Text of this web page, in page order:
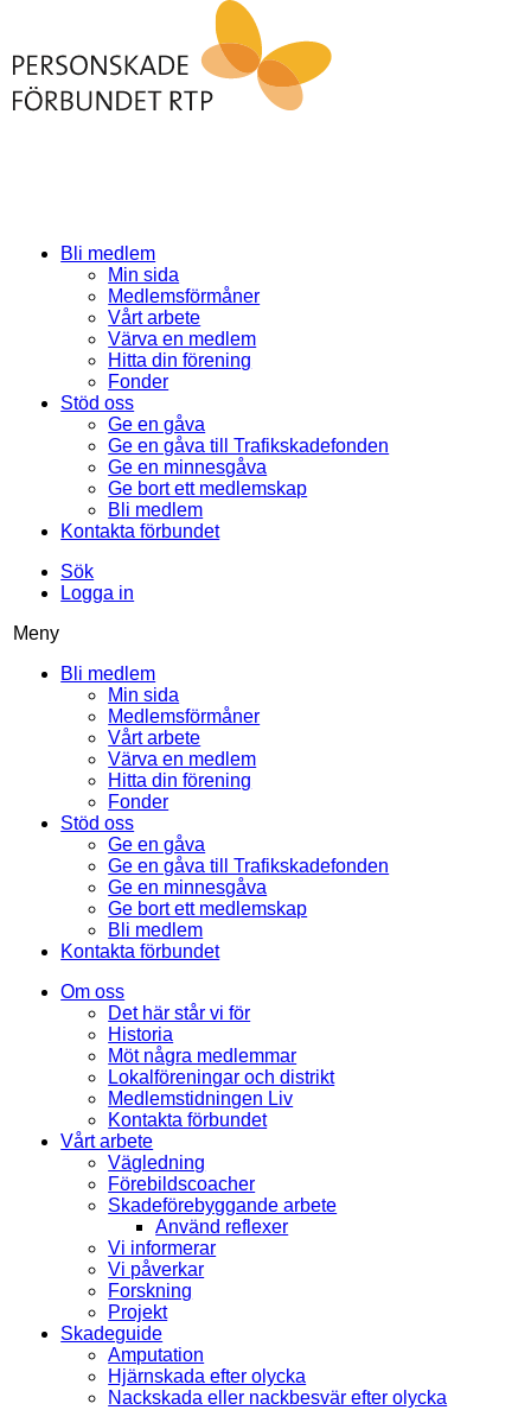
Bli medlem
Min sida
Medlemsförmåner
Vårt arbete
Värva en medlem
Hitta din förening
Fonder
Stöd oss
Ge en gåva
Ge en gåva till Trafikskadefonden
Ge en minnesgåva
Ge bort ett medlemskap
Bli medlem
Kontakta förbundet
Sök
Logga in
Meny
Bli medlem
Min sida
Medlemsförmåner
Vårt arbete
Värva en medlem
Hitta din förening
Fonder
Stöd oss
Ge en gåva
Ge en gåva till Trafikskadefonden
Ge en minnesgåva
Ge bort ett medlemskap
Bli medlem
Kontakta förbundet
Om oss
Det här står vi för
Historia
Möt några medlemmar
Lokalföreningar och distrikt
Medlemstidningen Liv
Kontakta förbundet
Vårt arbete
Vägledning
Förebildscoacher
Skadeförebyggande arbete
Använd reflexer
Vi informerar
Vi påverkar
Forskning
Projekt
Skadeguide
Amputation
Hjärnskada efter olycka
Nackskada eller nackbesvär efter olycka